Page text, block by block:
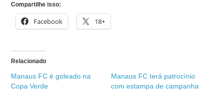
Compartilhe isso:
Facebook 18+
Relacionado
Manaus FC é goleado na
Copa Verde
Manaus FC terá patrocínio
com estampa de campanha